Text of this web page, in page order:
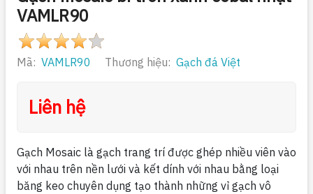
VAMLR90
Mã: VAMLR90 Thương hiệu: Gạch đá Việt
Liên hệ
Gạch Mosaic là gạch trang trí được ghép nhiều viên vào
với nhau trên nền lưới và kết dính với nhau bằng loại
băng keo chuyên dụng tạo thành những vỉ gạch vô